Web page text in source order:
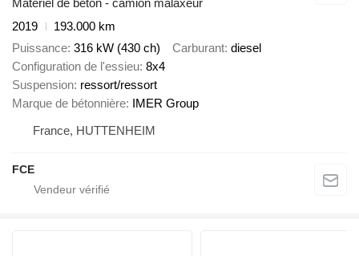
Matériel de béton - camion malaxeur
2019
193.000 km
Puissance 316 kW (430 ch) Carburant diesel
Configuration de l'essieu 8x4
Suspension ressort/ressort
Marque de bétonnière IMER Group
France, HUTTENHEIM
FCE